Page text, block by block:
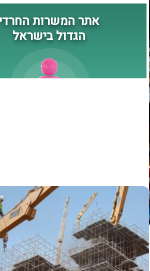
לקבלת טיפול רפואי
האירוע, חיל האוויר וכוחות
תותחנים תקפו מטרות במרחב.